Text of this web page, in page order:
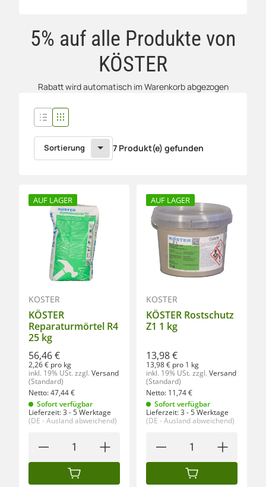
5% auf alle Produkte von
KÖSTER
Rabatt wird automatisch im Warenkorb abgezogen
Sortierung 7 Produkt(e) gefunden
AUF LAGER
KÖSTER
KÖSTER
Reparaturmörtel R4
25 kg
56,46 €
2,26 € pro kg
inkl. 19% USt. zzgl. Versand
(Standard)
Netto:47,44€
Sofort verfügbar
Lieferzeit:3 - 5 Werktage
(DE - Ausland abweichend)
IN DEN WARENKORB
AUF LAGER
KÖSTER
KÖSTER Rostschutz
Z1 1 kg
13,98 €
13,98 € pro 1 kg
inkl. 19% USt. zzgl. Versand
(Standard)
Netto: 11,74€
Sofort verfügbar
Lieferzeit:3 - 5 Werktage
(DE - Ausland abweichend)
IN DEN WARENKORB